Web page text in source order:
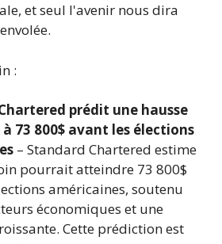
et seul l'avenir nous dira
:
prédit une hausse
73 800$ avant les élections
– Standard Chartered estime
pourrait atteindre 73 800$
américaines, soutenu
économiques et une
Cette prédiction est